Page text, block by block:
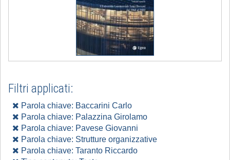
Filtri applicati:
Parola chiave: Baccarini Carlo
Parola chiave: Palazzina Girolamo
Parola chiave: Pavese Giovanni
Parola chiave: Strutture organizzative
Parola chiave: Taranto Riccardo